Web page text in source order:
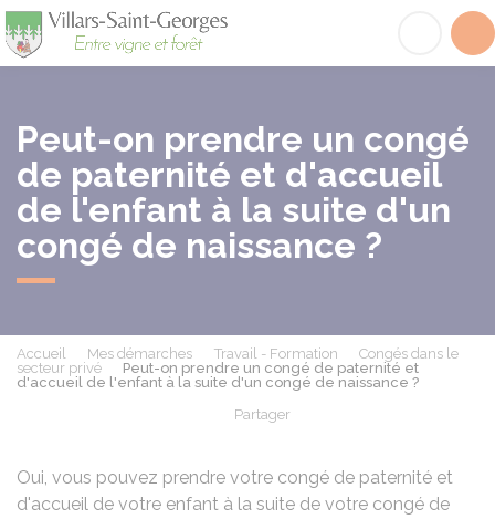
Peut-on prendre un congé
de paternité et d'accueil
de l'enfant à la suite d'un
congé de naissance ?
Accueil Mes démarches Travail - Formation
Congés dans le
secteur privé
Peut-on prendre un congé de paternité et
d'accueil de l'enfant à la suite d'un congé de naissance ?
Partager
Oui, vous pouvez prendre votre congé de paternité et
d'accueil de votre enfant à la suite de votre congé de